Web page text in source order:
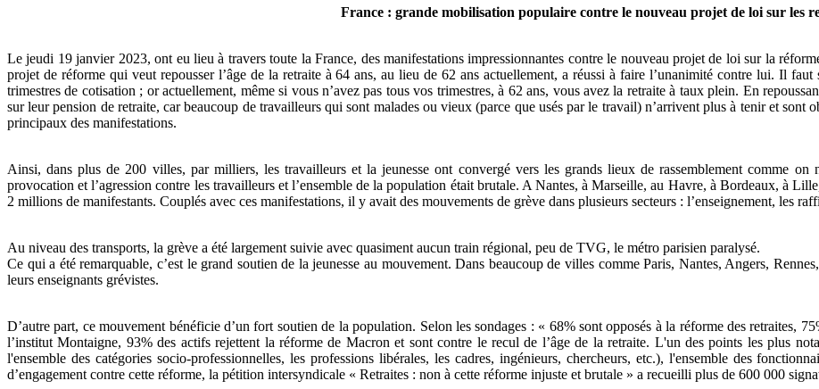
France : grande mobilisation populaire contre le nouveau projet de loi sur les
Le jeudi 19 janvier 2023, ont eu lieu à travers toute la France, des manifestations impressionnantes contre le nouveau projet de loi sur la
projet de réforme qui veut repousser l’âge de la retraite à 64 ans, au lieu de 62 ans actuellement, a réussi à faire l’unanimité contre lui. Il
trimestres de cotisation ; or actuellement, même si vous n’avez pas tous vos trimestres, à 62 ans, vous avez la retraite à taux plein. En
sur leur pension de retraite, car beaucoup de travailleurs qui sont malades ou vieux (parce que usés par le travail) n’arrivent plus à tenir et sont
principaux des manifestations.
Ainsi, dans plus de 200 villes, par milliers, les travailleurs et la jeunesse ont convergé vers les grands lieux de rassemblement comme
provocation et l’agression contre les travailleurs et l’ensemble de la population était brutale. A Nantes, à Marseille, au Havre, à Bordeaux, à
2 millions de manifestants. Couplés avec ces manifestations, il y avait des mouvements de grève dans plusieurs secteurs : l’enseignement, les
Au niveau des transports, la grève a été largement suivie avec quasiment aucun train régional, peu de TVG, le métro parisien paralysé.
Ce qui a été remarquable, c’est le grand soutien de la jeunesse au mouvement. Dans beaucoup de villes comme Paris, Nantes, Angers,
leurs enseignants grévistes.
D’autre part, ce mouvement bénéficie d’un fort soutien de la population. Selon les sondages : « 68% sont opposés à la réforme des retraites,
l’institut Montaigne, 93% des actifs rejettent la réforme de Macron et sont contre le recul de l’âge de la retraite. L'un des points les plus
l'ensemble des catégories socio-professionnelles, les professions libérales, les cadres, ingénieurs, chercheurs, etc.), l'ensemble des
d’engagement contre cette réforme, la pétition intersyndicale « Retraites : non à cette réforme injuste et brutale » a recueilli plus de 600 000